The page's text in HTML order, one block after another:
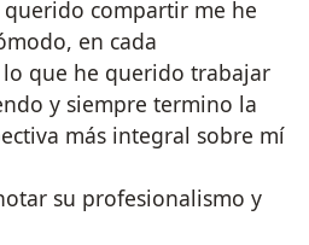
querido compartir me he
en cada
que he querido trabajar
y siempre termino la
más integral sobre mí
su profesionalismo y